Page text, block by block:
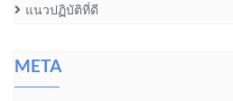
แนวปฏิบัติที่ดี
META